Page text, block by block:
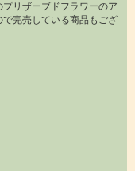
リザーブドフラワーのア
完売している商品もござ